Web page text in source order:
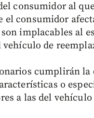
consumidor al
el consumidor
implacables al
de
cumplirán
o
a las del